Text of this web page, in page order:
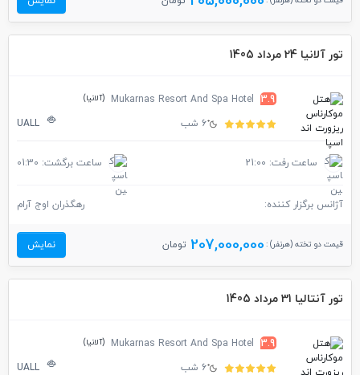
تور آلانیا 24 مرداد 1405
3.9
Mukarnas Resort And Spa Hotel (آلانیا)
6 شب UALL
ساعت رفت: 21:00 ساعت برگشت: 01:30
آژانس برگزار کننده: رهگذران اوج آرام
قیمت دو تخته (هرنفر) : 207,000,000 تومان نمایش
تور آنتالیا 31 مرداد 1405
3.9
Mukarnas Resort And Spa Hotel (آلانیا)
6 شب UALL